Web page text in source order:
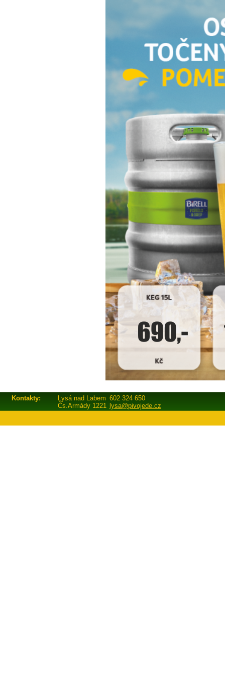
Kontakty: Lysá nad Labem 602 324 650
Čs.Armády 1221 lysa@pivojede.cz